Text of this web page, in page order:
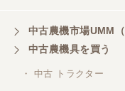
中古農機市場UMM（
中古農機具を買う
・ 中古 トラクター